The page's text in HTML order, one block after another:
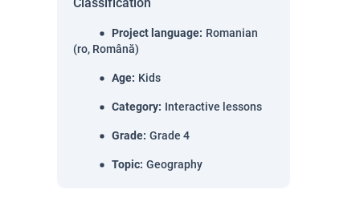
Project language: Romanian
(ro, Română)
Age: Kids
Category: Interactive lessons
Grade: Grade 4
Topic: Geography